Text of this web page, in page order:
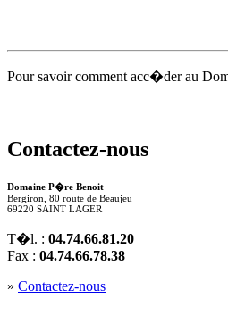
Pour savoir comment acc�der au
Contactez-nous
Domaine P�re Benoit
Bergiron, 80 route de Beaujeu
69220 SAINT LAGER
T�l. : 04.74.66.81.20
Fax : 04.74.66.78.38
» Contactez-nous